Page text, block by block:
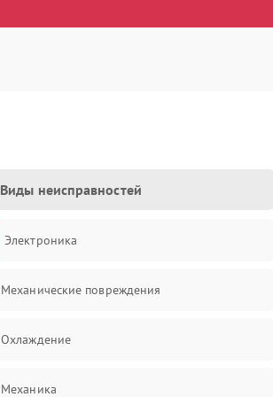
Виды неисправностей
Электроника
Механические повреждения
Охлаждение
Механика